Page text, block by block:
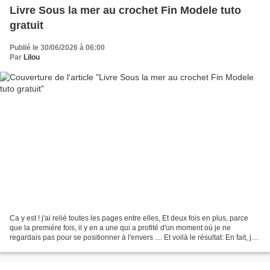
Livre Sous la mer au crochet Fin Modele tuto
gratuit
Publié le 30/06/2026 à 06:00
Par Lilou
Ca y est ! j'ai relié toutes les pages entre elles, Et deux fois en plus, parce
que la première fois, il y en a une qui a profité d'un moment où je ne
regardais pas pour se positionner à l'envers .... Et voilà le résultat: En fait, je